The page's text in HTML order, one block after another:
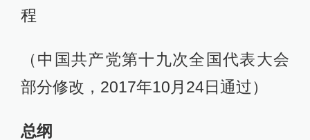
程
（中国共产党第十九次全国代表大会
部分修改，2017年10月24日通过）
总纲